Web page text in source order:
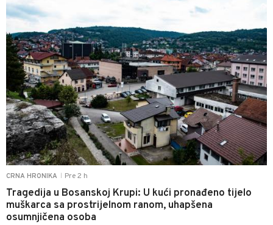
CRNA HRONIKA Pre 2 h
Tragedija u Bosanskoj Krupi: U kući pronađeno tijelo
muškarca sa prostrijelnom ranom, uhapšena
osumnjičena osoba